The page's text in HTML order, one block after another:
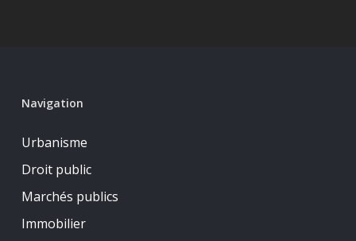
Navigation
Urbanisme
Droit public
Marchés publics
Immobilier